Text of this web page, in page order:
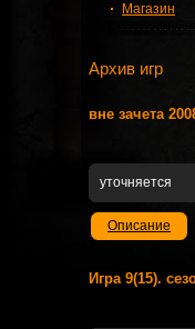
Магазин
Архив игр
вне зачета
уточняется
Описание
Игра 9(15).